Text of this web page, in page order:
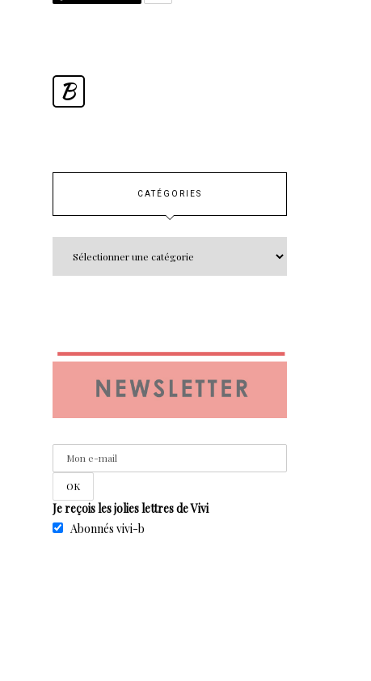
B
CATÉGORIES
Je reçois les jolies lettres de Vivi
Abonnés vivi-b